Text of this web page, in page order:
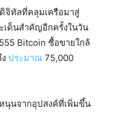
จิทัลที่คลุมเครือมาสู่
เด็นสำคัญอีกครั้งในวัน
Bitcoin ซื้อขายใกล้
ประมาณ 75,000
นุนจากอุปสงค์ที่เพิ่มขึ้น